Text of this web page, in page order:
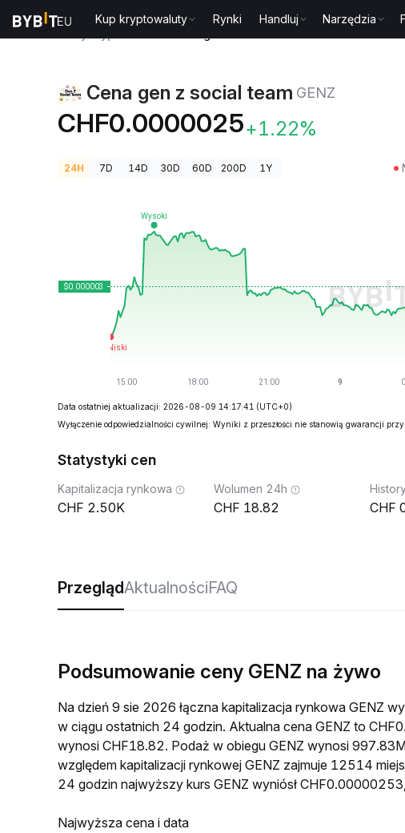
Kup kryptowaluty Rynki Handluj Narzędzia
Cena gen z social team GENZ
CHF0.0000025+1.22%
24H 7D 14D 30D 60D 200D 1Y
Data ostatniej aktualizacji: 2026-08-09 14:17:41 (UTC+0)
Wyłączenie odpowiedzialności cywilnej: Wyniki z przeszłości nie stanowią gwarancji
Statystyki cen
Kapitalizacja rynkowa
2.50K
Wolumen 24h
18.82
PrzeglądAktualnościFAQ
Podsumowanie ceny GENZ na żywo
Na dzień 9 sie 2026 łączna kapitalizacja rynkowa GENZ
w ciągu ostatnich 24 godzin. Aktualna cena GENZ to
wynosi CHF18.82. Podaż w obiegu GENZ wynosi
względem kapitalizacji rynkowej GENZ zajmuje 12514
24 godzin najwyższy kurs GENZ wyniósł
Najwyższa cena i data